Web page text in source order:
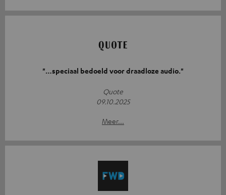
"…speciaal bedoeld voor draadloze audio."
Quote
09.10.2025
Meer...